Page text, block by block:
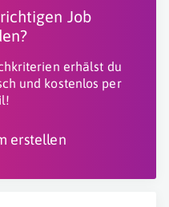
Job
erhälst du
und kostenlos per
erstellen